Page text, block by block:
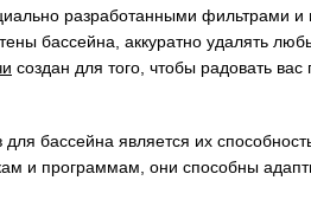
разработанными фильтрами и
бассейна, аккуратно удалять
создан для того, чтобы радовать
бассейна является их
и программам, они способны